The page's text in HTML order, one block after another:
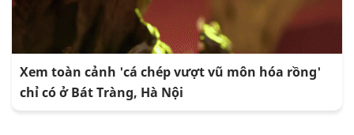
Xem toàn cảnh 'cá chép vượt vũ môn hóa rồng'
chỉ có ở Bát Tràng, Hà Nội